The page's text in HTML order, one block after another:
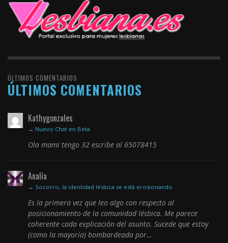
ÚLTIMOS COMENTARIOS
ÚLTIMOS COMENTARIOS
Kathygonzales
→ Nuevo Chat en Beta
Ola mami tengo 32 escribe al 65078415
Analía
→ Socorro, la identidad lésbica se está erosionando
Es la primera vez que leo algo con respecto al
posicionamiento de la comunidad lésbica. Me parece
coherente cada explicación del asunto. Sucede que estoy
(como la mayoría) bombardeada por…